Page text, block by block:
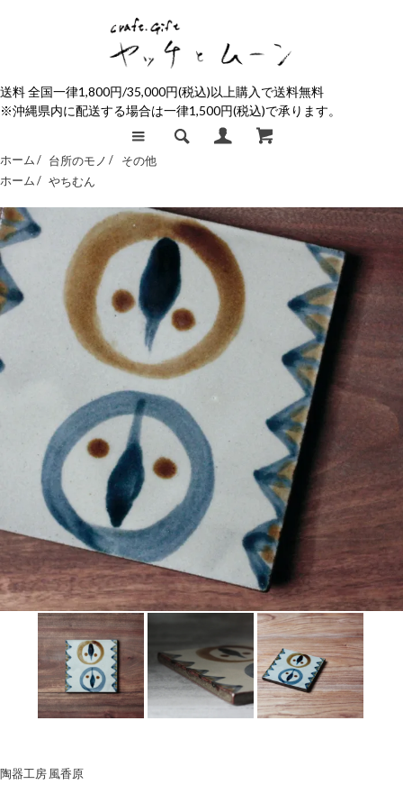
送料 全国一律1,800円/35,000円(税込)以上購入で送料無料
※沖縄県内に配送する場合は一律1,500円(税込)で承ります。
ホーム / 台所のモノ/
その他
ホーム / やちむん
陶器工房 風香原